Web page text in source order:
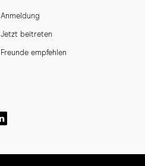
Anmeldung
Jetzt beitreten
Freunde empfehlen